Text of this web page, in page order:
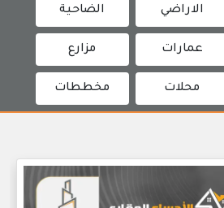
الاراضي الضاحية
عمارات مزارع
محلات مخططات